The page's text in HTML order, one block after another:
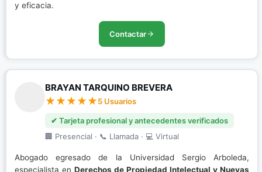
y eficacia.
Contactar
BRAYAN TARQUINO BREVERA
5 Usuarios
✔ Tarjeta profesional y antecedentes verificados
🏢 Presencial · 📞 Llamada · 💻 Virtual
Abogado egresado de la Universidad Sergio Arboleda,
especialista en Derechos de Propiedad Intelectual y Nuevas